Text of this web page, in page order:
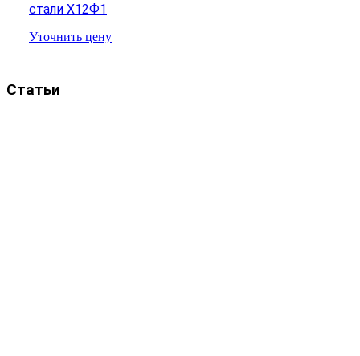
стали Х12Ф1
Уточнить цену
Статьи